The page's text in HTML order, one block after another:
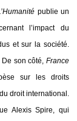
publie un
l’impact du
et sur la société.
De son côté, France
sur les droits
droit international.
Alexis Spire, qui